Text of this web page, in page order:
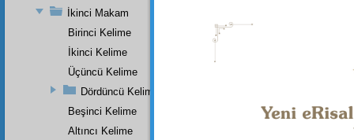
İkinci Makam
Birinci Kelime
İkinci Kelime
Üçüncü Kelime
Dördüncü Kelime
Beşinci Kelime
Altıncı Kelime